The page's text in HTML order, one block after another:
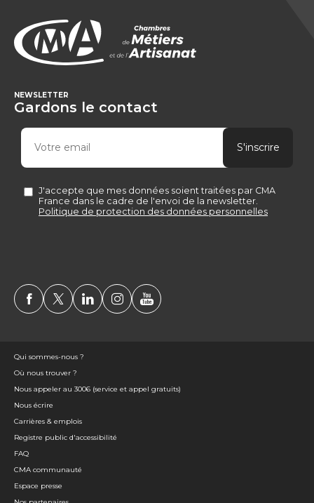
NEWSLETTER
Gardons le contact
Qui sommes-nous ?
Où nous trouver ?
Nous appeler au 3006 (service et appel gratuits)
Nous écrire
Carrières & emplois
Registre public d'accessibilité
FAQ
CMA communauté
Espace presse